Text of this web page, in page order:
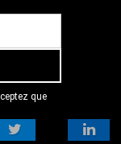
que
Pour plus